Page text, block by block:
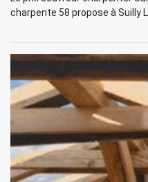
charpente 58 propose à Suilly